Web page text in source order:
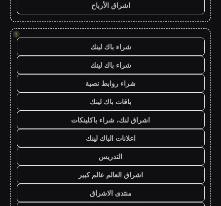
اشراق الأرباح
!
شراء باك لينك
شراء باك لينك
شراء روابط نصية
باقات باك لينك
اشراق لنك، شراء باكلينكات
اعلانات الباك لينك
التدريس
اشراق العالم عالم كبير
منتدى الاشراق